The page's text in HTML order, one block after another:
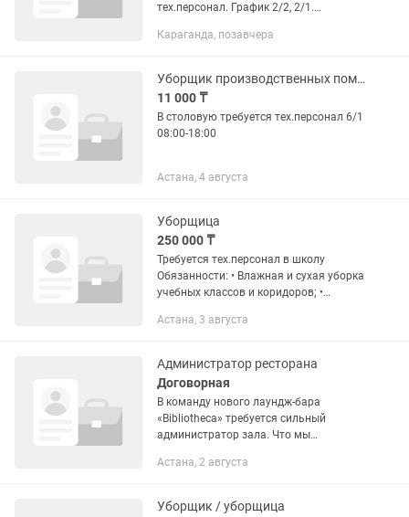
тех.персонал. График 2/2, 2/1.
соц.пакет.
Караганда, позавчера
Уборщик производственных помещений
11 000 ₸
В столовую требуется тех.персонал 6/1
08:00-18:00
Астана, 4 августа
Уборщица
250 000 ₸
Требуется тех.персонал в школу
Обязанности: • Влажная и сухая уборка
учебных классов и коридоров; •
Сбор и вынос мусора; • Протирка пыли
Астана, 3 августа
Администратор ресторана
Договорная
В команду нового лаундж-бара
«Bibliotheca» требуется сильный
администратор зала. Что мы
стильном проекте с потенциалом
оплата:...
Астана, 2 августа
Уборщик / уборщица